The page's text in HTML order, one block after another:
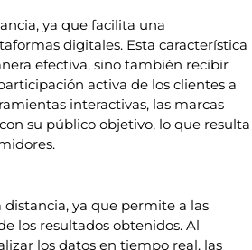
ya que facilita una
digitales. Esta característica
efectiva, sino también recibir
activa de los clientes a
interactivas, las marcas
su público objetivo, lo que resulta
ya que permite a las
los resultados obtenidos. Al
los datos en tiempo real, las